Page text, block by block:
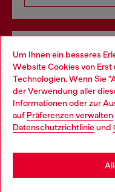
Um Ihnen ein besseres
Website Cookies von
Technologien. Wenn Sie
der Verwendung aller
Informationen oder zur
auf Präferenzen verwalten
Datenschutzrichtlinieund
Omnichannel-
Entdecke unser
im Store.
Choose your location
You are currently
may be based in United